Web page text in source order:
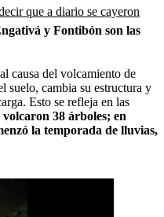
que a diario se cayeron
y Fontibón son las
causa del volcamiento de
suelo, cambia su estructura y
Esto se refleja en las
volcaron 38 árboles; en
la temporada de lluvias,